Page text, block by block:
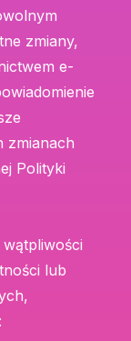
zmiany,
e-
zmianach
Polityki
lub